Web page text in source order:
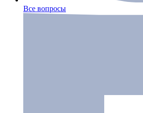
Все вопросы